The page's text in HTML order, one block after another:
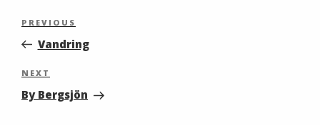
Inläggsnavigering
Previous
Post
PREVIOUS
Vandring
Next
Post
NEXT
By Bergsjön